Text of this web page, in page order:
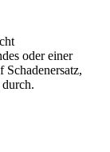
oder einer
durch.